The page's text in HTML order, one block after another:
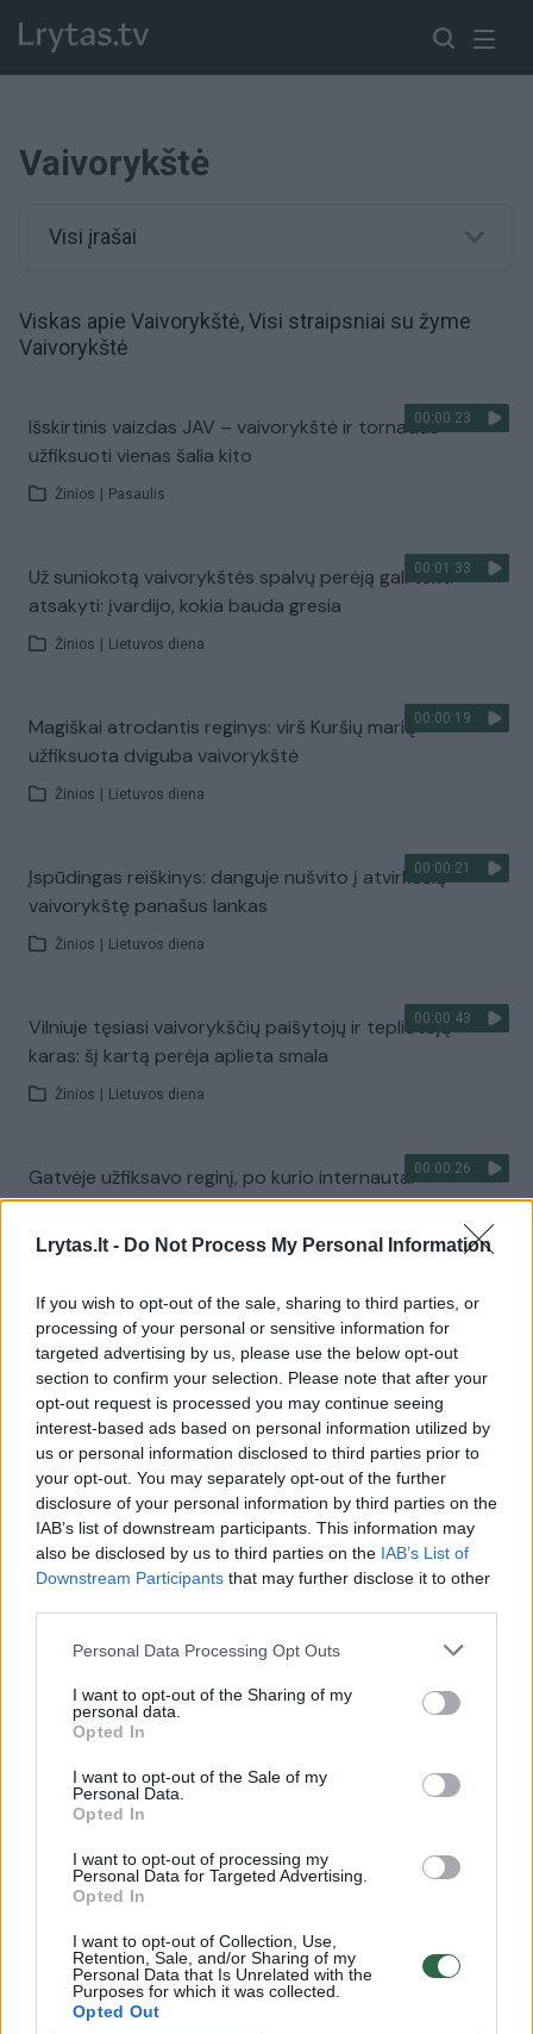
Lrytas.lt - Do Not Process My Personal Information
If you wish to opt-out of the sale, sharing to third parties, or
processing of your personal or sensitive information for
targeted advertising by us, please use the below opt-out
section to confirm your selection. Please note that after your
opt-out request is processed you may continue seeing
interest-based ads based on personal information utilized by
us or personal information disclosed to third parties prior to
your opt-out. You may separately opt-out of the further
disclosure of your personal information by third parties on the
IAB’s list of downstream participants. This information may
also be disclosed by us to third parties on the IAB’s List of
Downstream Participants that may further disclose it to other
Personal Data Processing Opt Outs
I want to opt-out of the Sharing of my
personal data.
Opted In
I want to opt-out of the Sale of my
Personal Data.
Opted In
I want to opt-out of processing my
Personal Data for Targeted Advertising.
Opted In
I want to opt-out of Collection, Use,
Retention, Sale, and/or Sharing of my
Personal Data that Is Unrelated with the
Purposes for which it was collected.
Opted Out
Vaivorykštė
Visi įrašai
Viskas apie Vaivorykštė, Visi straipsniai su žyme
Vaivorykštė
00:00:23
Išskirtinis vaizdas JAV – vaivorykštė ir tornadas
užfiksuoti vienas šalia kito
Žinios Pasaulis
00:01:33
Už suniokotą vaivorykštės spalvų perėją gali tekti
atsakyti: įvardijo, kokia bauda gresia
Žinios Lietuvos diena
00:00:19
Magiškai atrodantis reginys: virš Kuršių marių
užfiksuota dviguba vaivorykštė
Žinios Lietuvos diena
00:00:21
Įspūdingas reiškinys: danguje nušvito į atvirkščią
vaivorykštę panašus lankas
Žinios Lietuvos diena
00:00:43
Vilniuje tęsiasi vaivorykščių paišytojų ir tepliotojų
karas: šį kartą perėja aplieta smala
Žinios Lietuvos diena
00:00:26
Gatvėje užfiksavo reginį, po kurio internautai
nenustoja juoktis
Žinios | Auto
00:00:26
Reiškinys danguje pakerėjo – tokį vaizdą pamatysi
labai retai
Žinios Pasaulis
00:00:19
Užfiksavo nepaprastai gražų vaizdą
Videobumas
Taivano padangę papuošė fenomenalus reiškinys
Žinios | Orai
00:00:31
Neįprastas gamtos reiškinys apstulbino dangų
stebėjusius žmones
Žinios | Pasaulis
Išradingas tėvas nudžiugino vaikus: panaudojęs sukutį